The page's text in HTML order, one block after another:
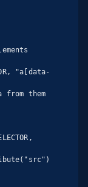
"a[data-
from them